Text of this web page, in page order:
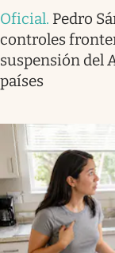
Oficial. Pedro
controles
suspensión del
países